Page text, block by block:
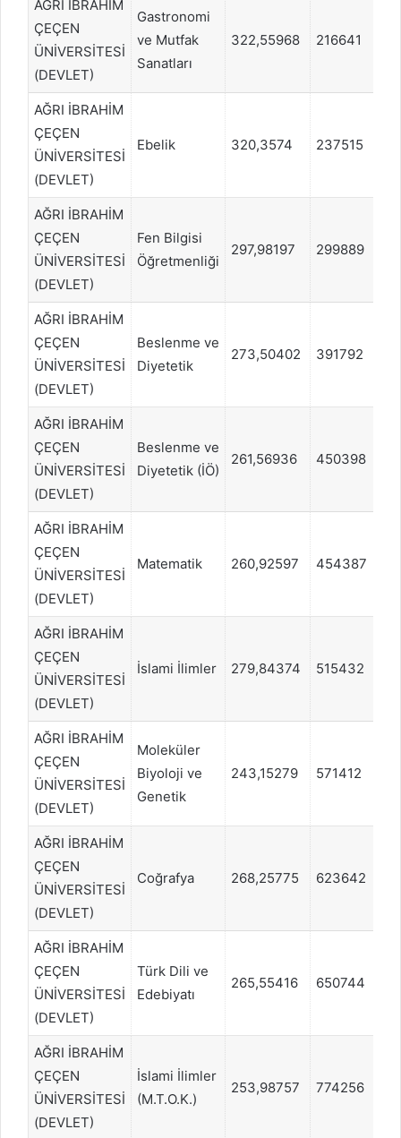
AĞRI İBRAHİM
ÇEÇEN
ÜNİVERSİTESİ
(DEVLET)
Gastronomi
ve Mutfak
Sanatları
322,55968 216641
AĞRI İBRAHİM
ÇEÇEN
ÜNİVERSİTESİ
(DEVLET)
Ebelik 320,3574 237515
AĞRI İBRAHİM
ÇEÇEN
ÜNİVERSİTESİ
(DEVLET)
Fen Bilgisi
Öğretmenliği
297,98197 299889
AĞRI İBRAHİM
ÇEÇEN
ÜNİVERSİTESİ
(DEVLET)
Beslenme ve
Diyetetik
273,50402 391792
AĞRI İBRAHİM
ÇEÇEN
ÜNİVERSİTESİ
(DEVLET)
Beslenme ve
Diyetetik (İÖ)
261,56936 450398
AĞRI İBRAHİM
ÇEÇEN
ÜNİVERSİTESİ
(DEVLET)
Matematik 260,92597 454387
AĞRI İBRAHİM
ÇEÇEN
ÜNİVERSİTESİ
(DEVLET)
İslami İlimler 279,84374 515432
AĞRI İBRAHİM
ÇEÇEN
ÜNİVERSİTESİ
(DEVLET)
Moleküler
Biyoloji ve
Genetik
243,15279 571412
AĞRI İBRAHİM
ÇEÇEN
ÜNİVERSİTESİ
(DEVLET)
Coğrafya 268,25775 623642
AĞRI İBRAHİM
ÇEÇEN
ÜNİVERSİTESİ
(DEVLET)
Türk Dili ve
Edebiyatı
265,55416 650744
AĞRI İBRAHİM
ÇEÇEN
ÜNİVERSİTESİ
(DEVLET)
İslami İlimler
(M.T.O.K.)
253,98757 774256